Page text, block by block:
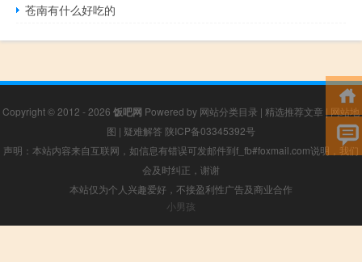
苍南有什么好吃的
Copyright © 2012 - 2026 饭吧网 Powered by 网站分类目录 | 精选推荐文章 | 网站地
图 | 疑难解答 陕ICP备03345392号
声明：本站内容来自互联网，如信息有错误可发邮件到f_fb#foxmail.com说明，我们
会及时纠正，谢谢
本站仅为个人兴趣爱好，不接盈利性广告及商业合作
小男孩